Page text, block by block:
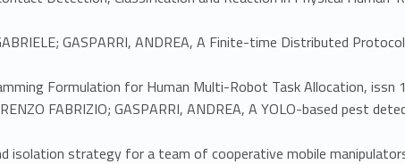
GASPARRI, ANDREA, A Finite-time Distributed
Formulation for Human Multi-Robot Task Allocation,
RENZO FABRIZIO; GASPARRI, ANDREA, A YOLO-based pest
isolation strategy for a team of cooperative mobile